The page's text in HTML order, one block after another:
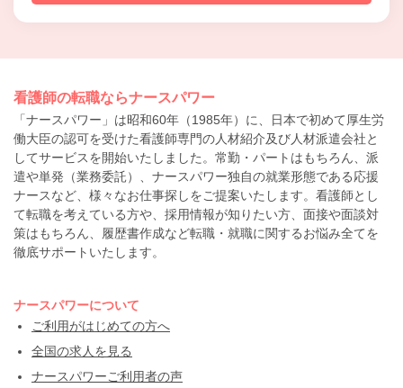
看護師の転職ならナースパワー
「ナースパワー」は昭和60年（1985年）に、日本で初めて厚生労
働大臣の認可を受けた看護師専門の人材紹介及び人材派遣会社と
してサービスを開始いたしました。常勤・パートはもちろん、派
遣や単発（業務委託）、ナースパワー独自の就業形態である応援
ナースなど、様々なお仕事探しをご提案いたします。看護師とし
て転職を考えている方や、採用情報が知りたい方、面接や面談対
策はもちろん、履歴書作成など転職・就職に関するお悩み全てを
徹底サポートいたします。
ナースパワーについて
ご利用がはじめての方へ
全国の求人を見る
ナースパワーご利用者の声